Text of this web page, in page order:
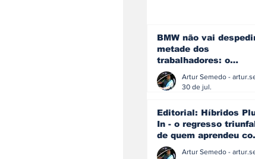
BMW não vai
metade dos
trabalhadores: o
problema é o
que muitos decidiram
30 de jul.
Editorial: Híbridos
In - o regresso
de quem aprendeu
os erros do passado